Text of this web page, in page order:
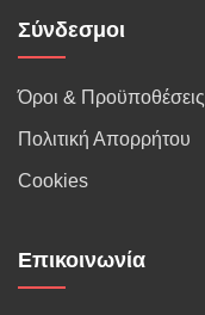
Σύνδεσμοι
Όροι & Προϋποθέσεις
Πολιτική Απορρήτου
Cookies
Επικοινωνία